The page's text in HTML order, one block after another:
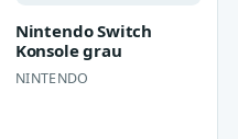
Nintendo Switch
Konsole grau
NINTENDO